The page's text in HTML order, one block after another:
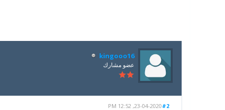
kingooo16
عضو مشارك
#2
23-04-2020, 12:52 PM